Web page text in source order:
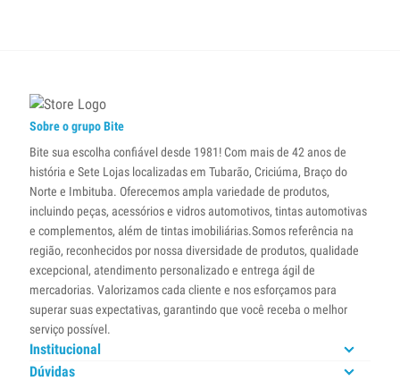
Sobre o grupo Bite
Bite sua escolha confiável desde 1981! Com mais de 42 anos de
história e Sete Lojas localizadas em Tubarão, Criciúma, Braço do
Norte e Imbituba. Oferecemos ampla variedade de produtos,
incluindo peças, acessórios e vidros automotivos, tintas automotivas
e complementos, além de tintas imobiliárias.Somos referência na
região, reconhecidos por nossa diversidade de produtos, qualidade
excepcional, atendimento personalizado e entrega ágil de
mercadorias. Valorizamos cada cliente e nos esforçamos para
superar suas expectativas, garantindo que você receba o melhor
serviço possível.
Institucional
Dúvidas